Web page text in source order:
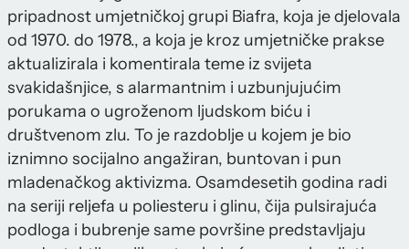
pripadnost umjetničkoj grupi Biafra, koja je djelovala
od 1970. do 1978., a koja je kroz umjetničke prakse
aktualizirala i komentirala teme iz svijeta
svakidašnjice, s alarmantnim i uzbunjujućim
porukama o ugroženom ljudskom biću i
društvenom zlu. To je razdoblje u kojem je bio
iznimno socijalno angažiran, buntovan i pun
mladenačkog aktivizma. Osamdesetih godina radi
na seriji reljefa u poliesteru i glinu, čija pulsirajuća
podloga i bubrenje same površine predstavljaju